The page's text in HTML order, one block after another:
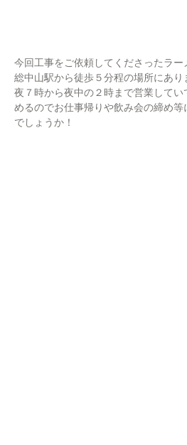
今回工事をご依頼してくださったラ
総中山駅から徒歩５分程の場所にあり
夜７時から夜中の２時まで営業して
めるのでお仕事帰りや飲み会の締め
でしょうか！